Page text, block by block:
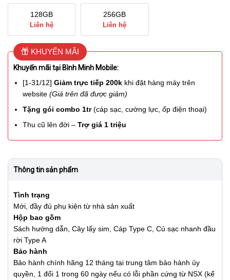
128GB
Liên hệ
256GB
Liên hệ
KHUYẾN MÃI
Khuyến mãi tại Bình Minh Mobile:
[1-31/12]Giảm trực tiếp 200k khi đặt hàng máy trên
website(Giá trên đã được giảm)
Tặng gói combo 1tr(cáp sạc, cường lực, ốp điện thoại)
Thu cũ lên đời –Trợ giá 1 triệu
Thông tin sản phẩm
Tình trạng
Mới, đầy đủ phụ kiện từ nhà sản xuất
Hộp bao gồm
Sách hướng dẫn, Cây lấy sim, Cáp Type C, Củ sạc nhanh đầu
rời Type A
Bảo hành
Bảo hành chính hãng 12 tháng tại trung tâm bảo hành ủy
quyền, 1 đổi 1 trong 60 ngày nếu có lỗi phần cứng từ NSX (kể